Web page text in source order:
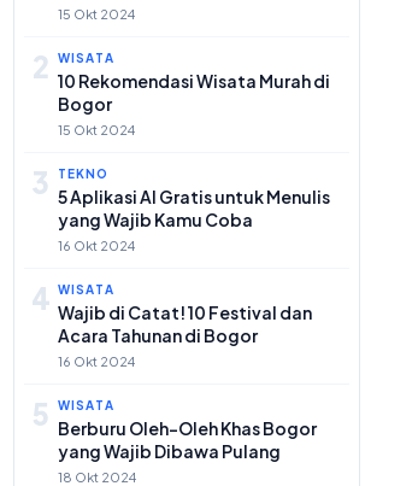
15 Okt 2024
2 WISATA
10 Rekomendasi Wisata Murah di
Bogor
15 Okt 2024
3 TEKNO
5 Aplikasi AI Gratis untuk Menulis
yang Wajib Kamu Coba
16 Okt 2024
4 WISATA
Wajib di Catat! 10 Festival dan
Acara Tahunan di Bogor
16 Okt 2024
5 WISATA
Berburu Oleh-Oleh Khas Bogor
yang Wajib Dibawa Pulang
18 Okt 2024